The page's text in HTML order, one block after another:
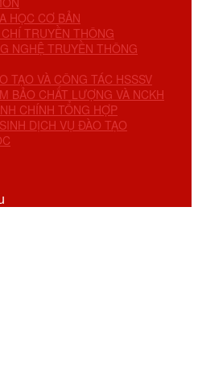
HỌC CƠ BẢN
TRUYỀN THÔNG
NGHỆ TRUYỀN THÔNG
TẠO VÀ CÔNG TÁC HSSSV
BẢO CHẤT LƯỢNG VÀ NCKH
CHÍNH TỔNG HỢP
DỊCH VỤ ĐÀO TẠO